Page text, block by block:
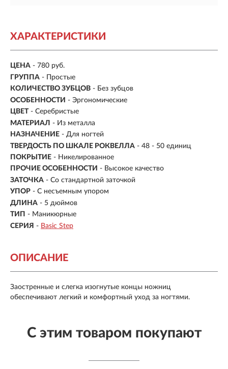
ХАРАКТЕРИСТИКИ
ЦЕНА - 780 руб.
ГРУППА - Простые
КОЛИЧЕСТВО ЗУБЦОВ - Без зубцов
ОСОБЕННОСТИ - Эргономические
ЦВЕТ - Серебристые
МАТЕРИАЛ - Из металла
НАЗНАЧЕНИЕ - Для ногтей
ТВЕРДОСТЬ ПО ШКАЛЕ РОКВЕЛЛА - 48 - 50 единиц
ПОКРЫТИЕ - Никелированное
ПРОЧИЕ ОСОБЕННОСТИ - Высокое качество
ЗАТОЧКА - Со стандартной заточкой
УПОР - С несъемным упором
ДЛИНА - 5 дюймов
ТИП - Маникюрные
СЕРИЯ - Basic Step
ОПИСАНИЕ
Заостренные и слегка изогнутые концы ножниц
обеспечивают легкий и комфортный уход за ногтями.
С этим товаром покупают